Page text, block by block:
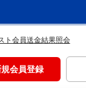
ト会員送金結果照会
規会員登録